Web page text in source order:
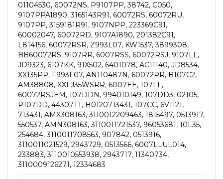
01104530, 60072NS, P9107PP, 38742, C050,
9107PPA1890, 3165143R91, 60072RS, 60072RU,
9107PP, 3159181R91, 9107NPP, 223369C91,
60002047, 60072RD, 9107A1890, 201382C91,
L814156, 60072RSR, Z993L07, KW1537, 3899308,
BB60072RS, 9107RR, 6007RSS, 60072RSJ, 9107LL,
JD9323, 6107KK, 91X502, 6401078, AC11140, JD8534,
XX135PP, F993L07, AN110487N, 60072PR, B107C2,
AM38808, XXLJ35WSRR, 6007EE, 107FF,
60072RSJEM, 107DDN, 994010149, 107DD3, 02105,
P107DD, 44307TT, H0120713431, 107CC, 6V1121,
713431, AMX308163, 3110012209463, 1815497, 0513917,
550537, AMN308163, 3110011721537, 96053681, 10L35,
254684, 3110011708563, 907842, 0513916,
3110011021529, 2943729, 0513566, 6007LLUL014,
233883, 3110010553938, 2943717, 11340734,
3110009126271, 12334683